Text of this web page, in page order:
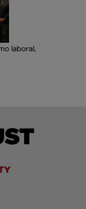
laboral,